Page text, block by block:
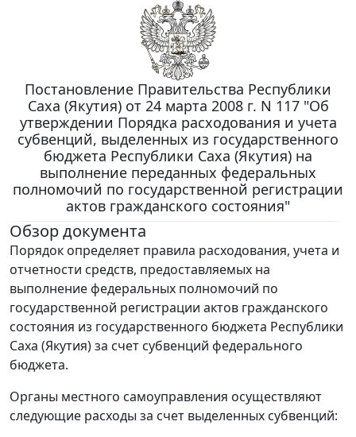
Постановление Правительства Республики
Саха (Якутия) от 24 марта 2008 г. N 117 "Об
утверждении Порядка расходования и учета
субвенций, выделенных из государственного
бюджета Республики Саха (Якутия) на
выполнение переданных федеральных
полномочий по государственной регистрации
актов гражданского состояния"
Обзор документа
Порядок определяет правила расходования, учета и
отчетности средств, предоставляемых на
выполнение федеральных полномочий по
государственной регистрации актов гражданского
состояния из государственного бюджета Республики
Саха (Якутия) за счет субвенций федерального
бюджета.
Органы местного самоуправления осуществляют
следующие расходы за счет выделенных субвенций: